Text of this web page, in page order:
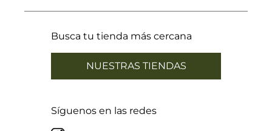
Busca tu tienda más cercana
NUESTRAS TIENDAS
Síguenos en las redes